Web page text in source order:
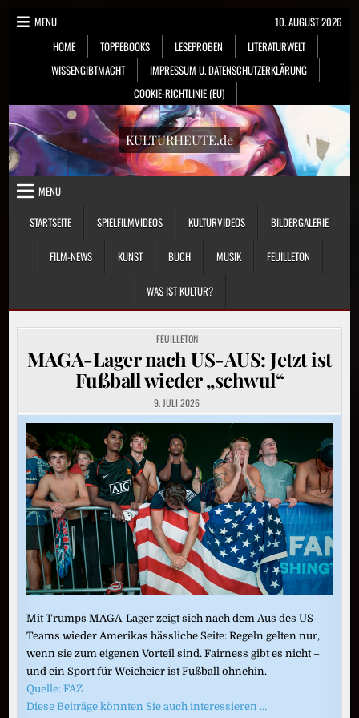
Skip
MENU
HOME
TOPPEBOOKS LESEPROBEN
LITERATURWELT
WISSENGIBTMACHT
IMPRESSUM U. DATENSCHUTZERKLÄRUNG
COOKIE-RICHTLINIE (EU)
10. AUGUST 2026
KULTURHEUTE.de
MENU
STARTSEITE
SPIELFILMVIDEOS KULTURVIDEOS BILDERGALERIE
FILM-NEWS KUNST BUCH MUSIK FEUILLETON
WAS IST KULTUR?
POSTED
IN
FEUILLETON
MAGA-Lager nach US-AUS: Jetzt ist
Fußball wieder „schwul“
9. JULI 2026
Mit Trumps MAGA-Lager zeigt sich nach dem Aus des US-
Teams wieder Amerikas hässliche Seite: Regeln gelten nur,
wenn sie zum eigenen Vorteil sind. Fairness gibt es nicht –
und ein Sport für Weicheier ist Fußball ohnehin.
Quelle: FAZ
Diese Beiträge könnten Sie auch interessieren …